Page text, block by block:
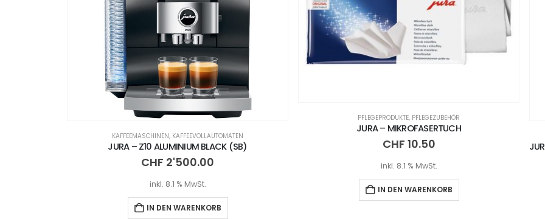
PFLEGEPRODUKTE,PFLEGEZUBEHÖR
CHF10.50
inkl. 8.1 % MwSt.
IN DEN WARENKORB
JURA – 3-PHASEN REINIGUNGSTABLETTEN PACKUNG – 6 STÜCK
CHF10.65